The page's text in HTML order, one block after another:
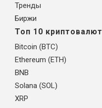
Тренды
Биржи
Топ 10 криптовалют
Bitcoin (BTC)
Ethereum (ETH)
BNB
Solana (SOL)
XRP